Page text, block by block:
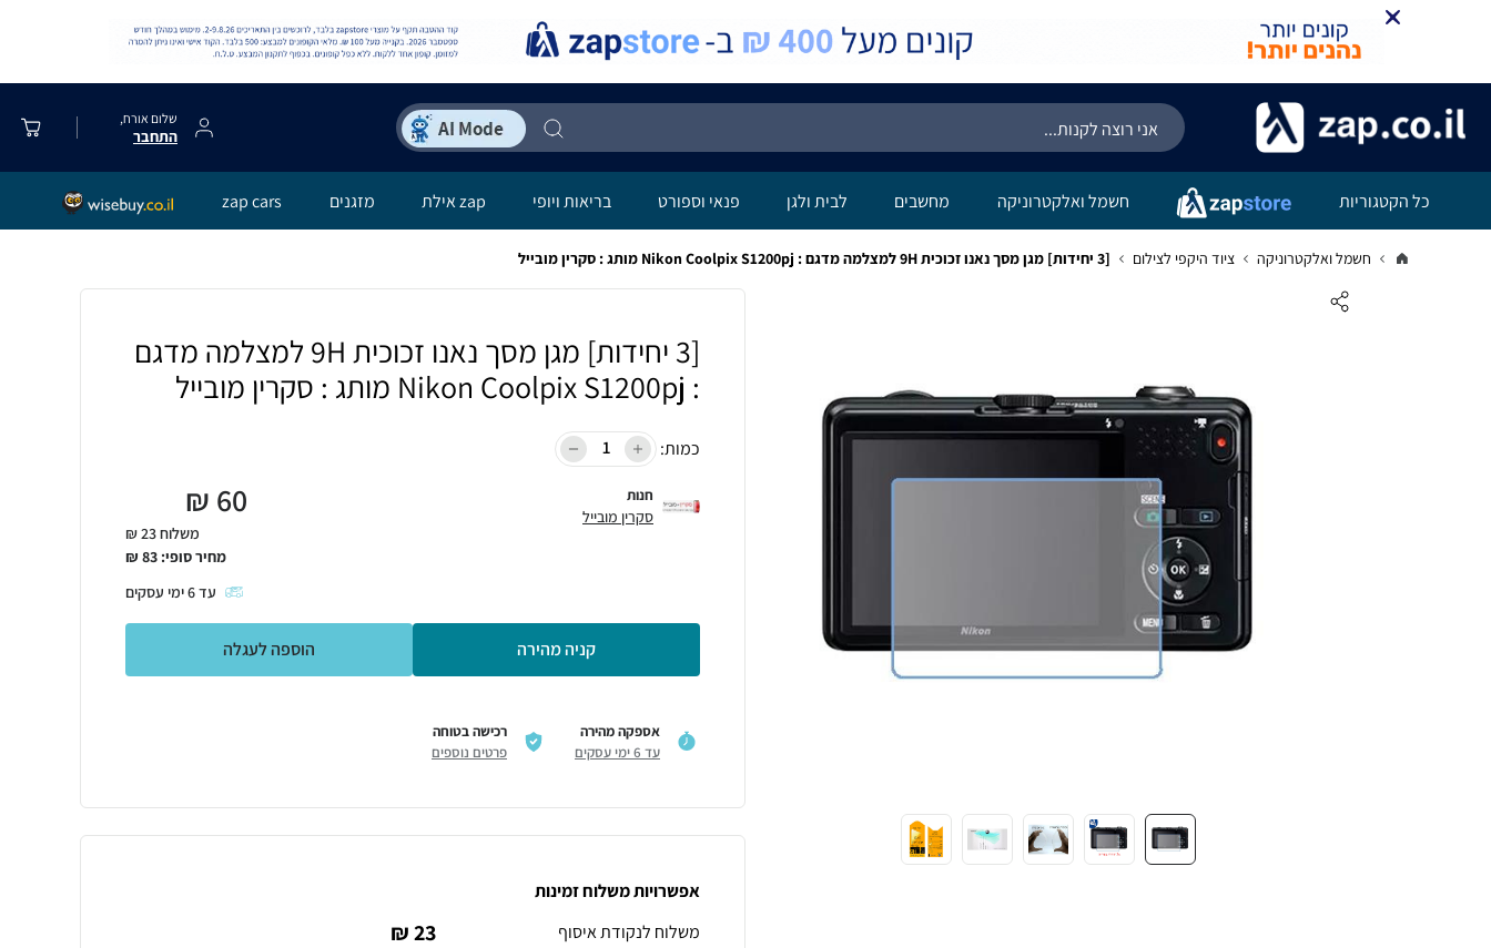
שלום אורח,
התחבר
כל הקטגוריות חשמל ואלקטרוניקה מחשבים לבית ולגן פנאי וספורט בריאות ויופי zap אילת מזגנים zap cars
חשמל ואלקטרוניקה ציוד היקפי לצילום [3 יחידות] מגן מסך נאנו זכוכית 9H למצלמה מדגם : Nikon Coolpix S1200pj מותג : סקרין מובייל
[3 יחידות] מגן מסך נאנו זכוכית 9H למצלמה מדגם
: Nikon Coolpix S1200pj מותג : סקרין מובייל
כמות:
חנות
סקרין מובייל 60
₪
משלוח 23 ₪
מחיר סופי: 83
₪
עד6ימי עסקים
קניה מהירה הוספה לעגלה
אספקה מהירה
עד 6 ימי עסקים
רכישה בטוחה
פרטים נוספים
אפשרויות משלוח זמינות
משלוח לנקודת איסוף
23 ₪